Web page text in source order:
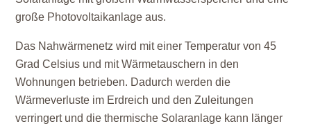
große Photovoltaikanlage aus.
Das Nahwärmenetz wird mit einer Temperatur von 45
Grad Celsius und mit Wärmetauschern in den
Wohnungen betrieben. Dadurch werden die
Wärmeverluste im Erdreich und den Zuleitungen
verringert und die thermische Solaranlage kann länger